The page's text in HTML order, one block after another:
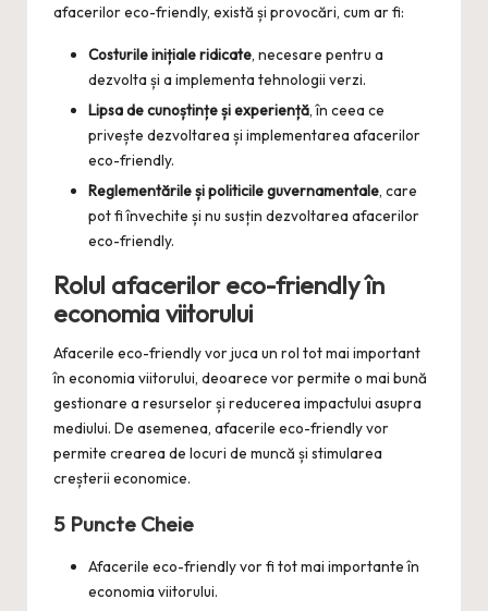
afacerilor eco-friendly, există și provocări, cum ar fi:
Costurile inițiale ridicate, necesare pentru a
dezvolta și a implementa tehnologii verzi.
Lipsa de cunoștințe și experiență, în ceea ce
privește dezvoltarea și implementarea afacerilor
eco-friendly.
Reglementările și politicile guvernamentale, care
pot fi învechite și nu susțin dezvoltarea afacerilor
eco-friendly.
Rolul afacerilor eco-friendly în
economia viitorului
Afacerile eco-friendly vor juca un rol tot mai important
în economia viitorului, deoarece vor permite o mai bună
gestionare a resurselor și reducerea impactului asupra
mediului. De asemenea, afacerile eco-friendly vor
permite crearea de locuri de muncă și stimularea
creșterii economice.
5 Puncte Cheie
Afacerile eco-friendly vor fi tot mai importante în
economia viitorului.